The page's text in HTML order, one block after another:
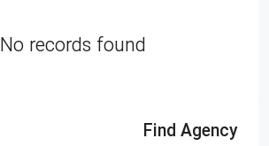
No records found.
Find Agency